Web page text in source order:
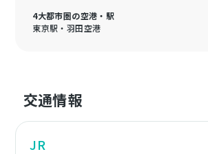
4大都市圏の空港・駅
東京駅・羽田空港
交通情報
JR